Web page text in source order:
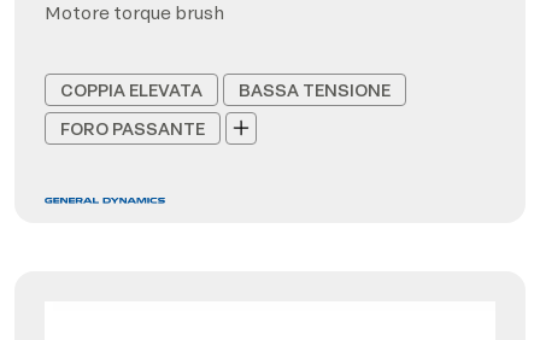
Motore torque brush
COPPIA ELEVATA
BASSA TENSIONE
FORO PASSANTE